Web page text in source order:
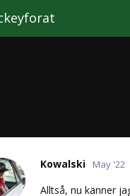
Kowalski May '22
Alltså, nu känner